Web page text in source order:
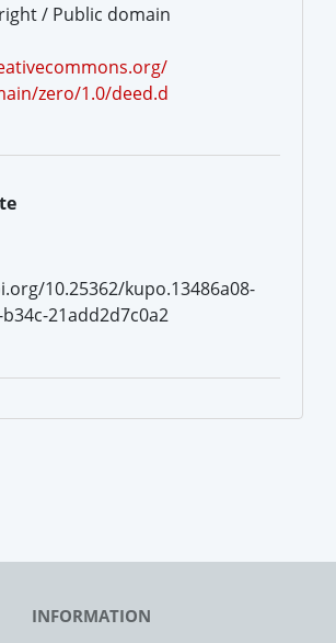
/ Public domain
zero/1.0/deed.d
10.25362/kupo.13486a08-
21add2d7c0a2
INFORMATION